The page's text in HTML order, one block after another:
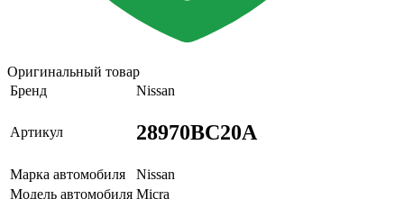
Оригинальный товар
Бренд
Nissan
Артикул 28970BC20A
Марка автомобиля
Nissan
Модель автомобиля Micra